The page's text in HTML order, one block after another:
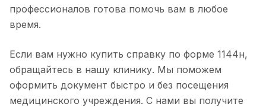
профессионалов готова помочь вам в любое
время.
Если вам нужно купить справку по форме 1144н,
обращайтесь в нашу клинику. Мы поможем
оформить документ быстро и без посещения
медицинского учреждения. С нами вы получите